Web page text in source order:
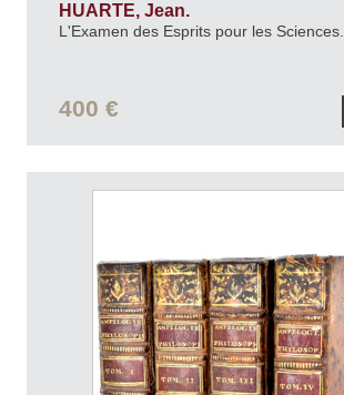
HUARTE, Jean.
L'Examen des Esprits pour les Sciences.
400 €